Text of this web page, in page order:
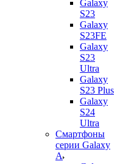
Galaxy
S23
Galaxy
S23FE
Galaxy
S23
Ultra
Galaxy
S23 Plus
Galaxy
S24
Ultra
Смартфоны
серии Galaxy
A